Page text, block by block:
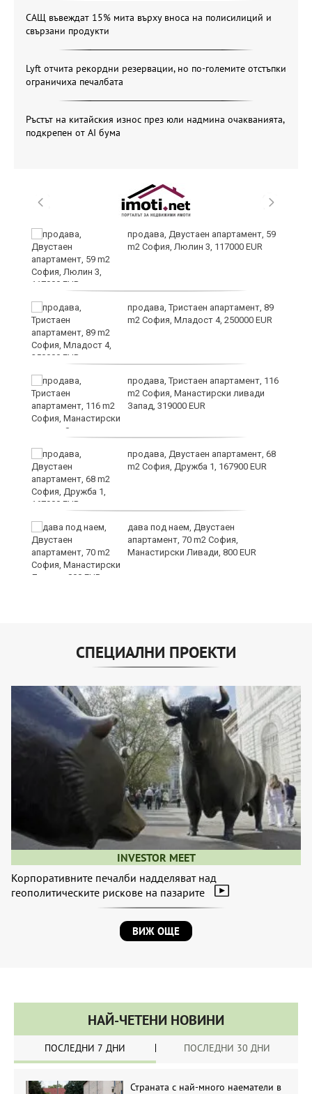
САЩ въвеждат 15% мита върху вноса на полисилиций и
свързани продукти
Lyft отчита рекордни резервации, но по-големите отстъпки
ограничиха печалбата
Ръстът на китайския износ през юли надмина очакванията,
подкрепен от AI бума
продава, Двустаен апартамент, 59
m2 София, Люлин 3, 117000 EUR
продава, Тристаен апартамент, 89
m2 София, Младост 4, 250000 EUR
продава, Тристаен апартамент, 116
m2 София, Манастирски ливади
Запад, 319000 EUR
продава, Двустаен апартамент, 68
m2 София, Дружба 1, 167900 EUR
дава под наем, Двустаен
апартамент, 70 m2 София,
Манастирски Ливади, 800 EUR
СПЕЦИАЛНИ ПРОЕКТИ
INVESTOR MEET
Корпоративните печалби надделяват над
геополитическите рискове на пазарите
ВИЖ ОЩЕ
НАЙ-ЧЕТЕНИ НОВИНИ
ПОСЛЕДНИ 7 ДНИ ПОСЛЕДНИ 30 ДНИ
Страната с най-много наематели в